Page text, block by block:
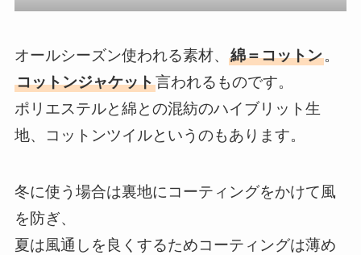
オールシーズン使われる素材、 綿＝コットン。
コットンジャケット言われるものです。
ポリエステルと綿との混紡のハイブリット生
地、コットンツイルというのもあります。
冬に使う場合は裏地にコーティングをかけて風
を防ぎ、
夏は風通しを良くするためコーティングは薄め